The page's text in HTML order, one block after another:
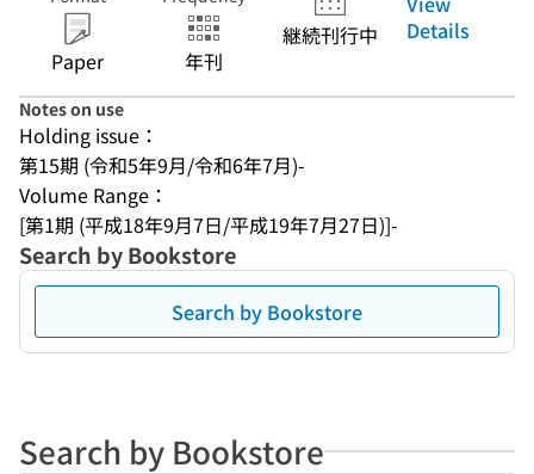
Paper 年刊
継続刊行中
Details
Notes on use
Holding issue：
第15期 (令和5年9月/令和6年7月)-
Volume Range：
[第1期 (平成18年9月7日/平成19年7月27日)]-
Search by Bookstore
Search by Bookstore
Search by Bookstore